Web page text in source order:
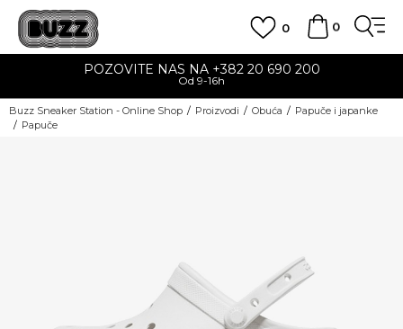
0
0
POZOVITE NAS NA +382 20 690 200
Od 9-16h
Buzz Sneaker Station - Online Shop Proizvodi Obuća
Papuče i japanke
Papuče